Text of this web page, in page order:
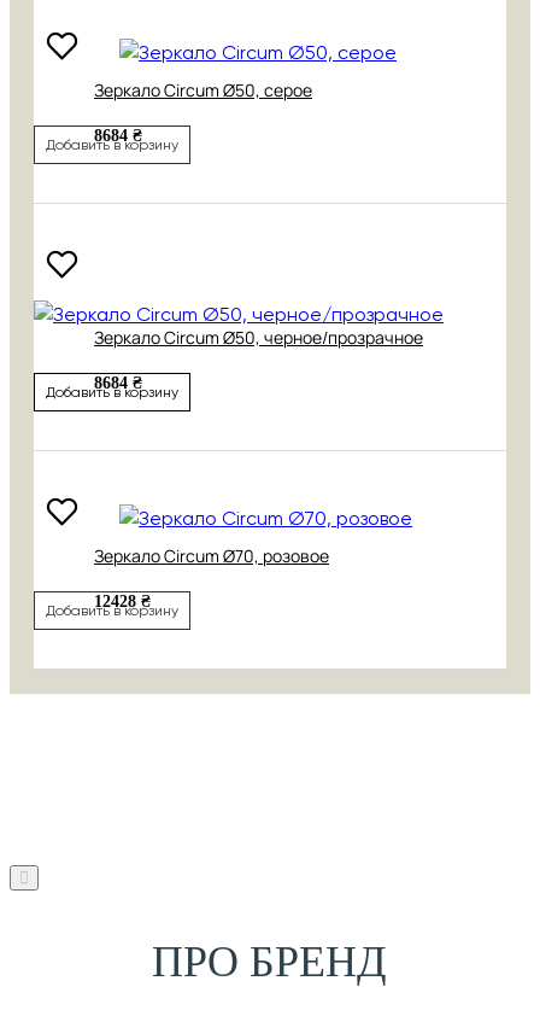
Зеркало Circum Ø50, серое
8684 ₴
Добавить в корзину
Зеркало Circum Ø50, черное/прозрачное
8684 ₴
Добавить в корзину
Зеркало Circum Ø70, розовое
12428 ₴
Добавить в корзину
ПРО БРЕНД